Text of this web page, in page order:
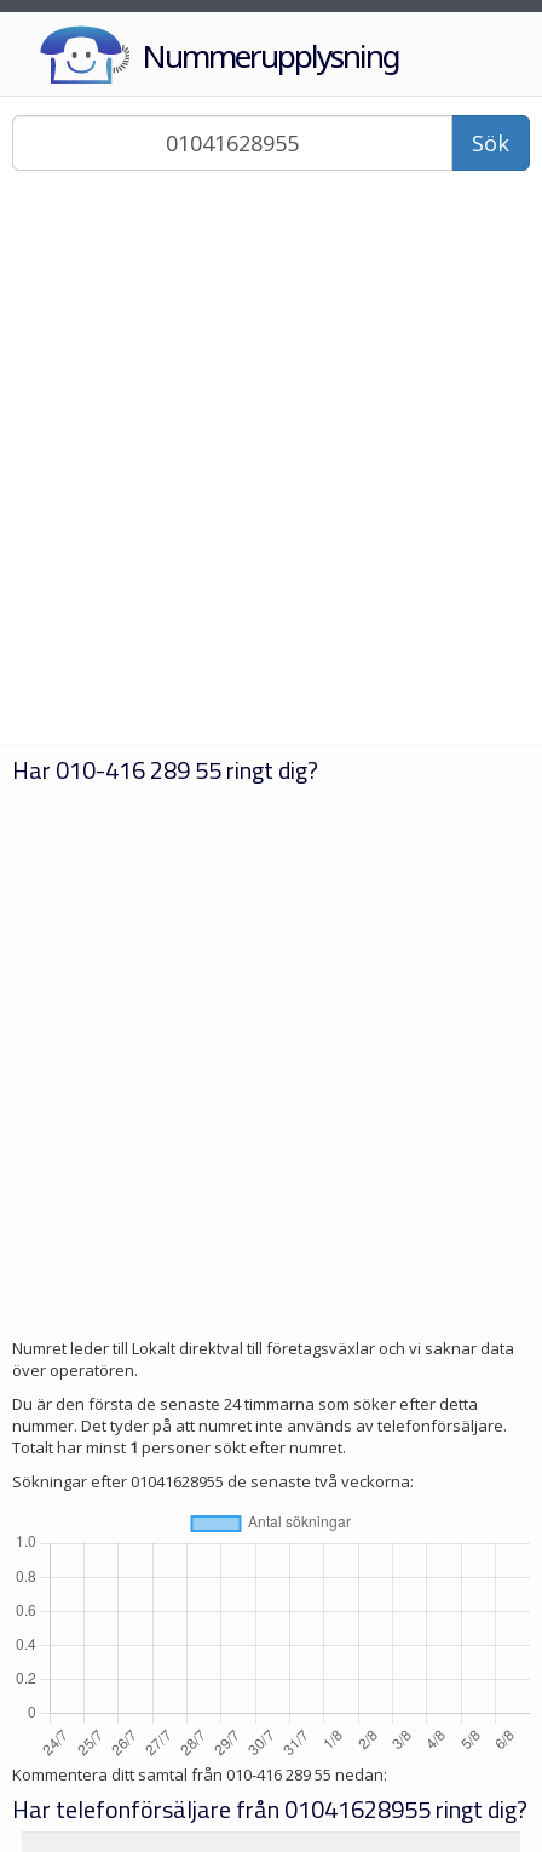
Nummerupplysning
Sök
Har010-416 289 55ringt dig?
Numret leder till Lokalt direktval till företagsväxlar och vi saknar data
över operatören.
Du är den första de senaste 24 timmarna som söker efter detta
nummer. Det tyder på att numret inte används av telefonförsäljare.
Totalt har minst 1 personer sökt efter numret.
Sökningar efter 01041628955 de senaste två veckorna:
Kommentera ditt samtal från 010-416 289 55 nedan:
Har telefonförsäljare från 01041628955 ringt dig?